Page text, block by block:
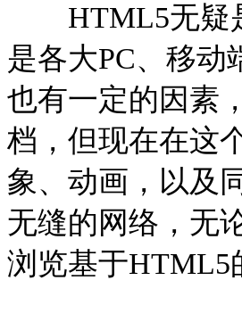
HTML5无疑是
是各大PC、移
也有一定的因素
档，但现在在这
象、动画，以及
无缝的网络，无
浏览基于HTML5